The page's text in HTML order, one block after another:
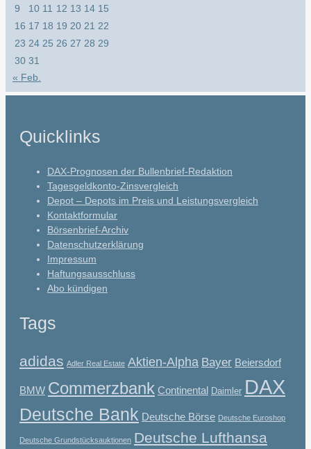
9
10 11 12 13 14 15
16 17 18 19 20 21 22
23 24 25 26 27 28 29
30 31
« Feb.
Quicklinks
DAX-Prognosen der Bullenbrief-Redaktion
Tagesgeldkonto-Zinsvergleich
Depot – Depots im Preis und Leistungsvergleich
Kontaktformular
Börsenbrief-Archiv
Datenschutzerklärung
Impressum
Haftungsausschluss
Abo kündigen
Tags
adidas Adler Real Estate Aktien-Alpha Bayer Beiersdorf
BMW Commerzbank Continental Daimler DAX
Deutsche Bank Deutsche Börse Deutsche Euroshop
Deutsche Grundstücksauktionen Deutsche Lufthansa